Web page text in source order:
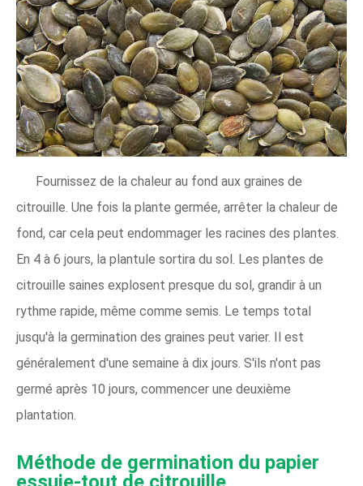
Fournissez de la chaleur au fond aux graines de
citrouille. Une fois la plante germée, arrêter la chaleur de
fond, car cela peut endommager les racines des plantes.
En 4 à 6 jours, la plantule sortira du sol. Les plantes de
citrouille saines explosent presque du sol, grandir à un
rythme rapide, même comme semis. Le temps total
jusqu'à la germination des graines peut varier. Il est
généralement d'une semaine à dix jours. S'ils n'ont pas
germé après 10 jours, commencer une deuxième
plantation.
Méthode de germination du papier